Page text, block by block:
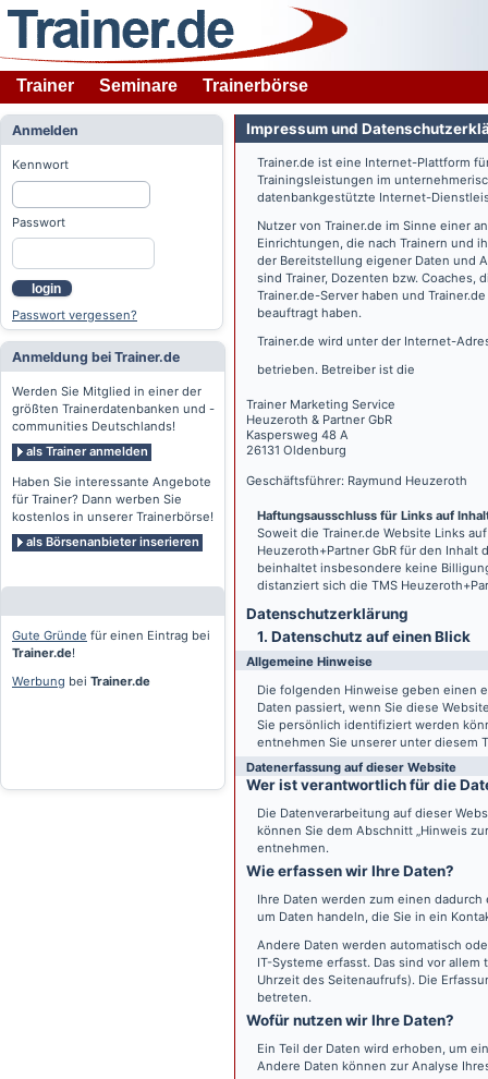
Trainer Seminare Trainerbörse
Anmelden
Kennwort
Passwort
login
Passwort vergessen?
Anmeldung bei Trainer.de
Werden Sie Mitglied in einer der
größten Trainerdatenbanken und -
communities Deutschlands!
als Trainer anmelden
Haben Sie interessante Angebote
für Trainer? Dann werben Sie
kostenlos in unserer Trainerbörse!
als Börsenanbieter inserieren
Gute Gründe für einen Eintrag bei
Trainer.de!
Werbung bei Trainer.de
Impressum und
Trainer.de ist eine Internet-Plattform
Trainingsleistungen im
datenbankgestützte Internet-
Nutzer von Trainer.de im Sinne einer
Einrichtungen, die nach Trainern und
der Bereitstellung eigener Daten und
sind Trainer, Dozenten bzw.
Trainer.de-Server haben und Trainer.de
beauftragt haben.
Trainer.de wird unter der Internet-
betrieben. Betreiber ist die
Trainer Marketing Service
Heuzeroth & Partner GbR
Kaspersweg 48 A
26131 Oldenburg
Geschäftsführer: Raymund Heuzeroth
Haftungsausschluss für Links auf
Soweit die Trainer.de Website Links
Heuzeroth+Partner GbR für den Inhalt
beinhaltet insbesondere keine
distanziert sich die TMS
Datenschutz­erklärung
1. Datenschutz auf einen Blick
Allgemeine Hinweise
Die folgenden Hinweise geben einen
Daten passiert, wenn Sie diese
Sie persönlich identifiziert werden
entnehmen Sie unserer unter diesem
Datenerfassung auf dieser Website
Wer ist verantwortlich für die
Die Datenverarbeitung auf dieser
können Sie dem Abschnitt „Hinweis
entnehmen.
Wie erfassen wir Ihre Daten?
Ihre Daten werden zum einen
um Daten handeln, die Sie in ein
Andere Daten werden automatisch
IT-Systeme erfasst. Das sind vor
Uhrzeit des Seitenaufrufs). Die
betreten.
Wofür nutzen wir Ihre Daten?
Ein Teil der Daten wird erhoben, um
Andere Daten können zur Analyse